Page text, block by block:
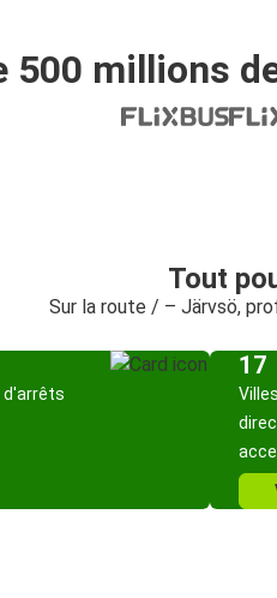
500 millions
Tout
Sur la route / – Järvsö,
d'arrêts
17
Villes